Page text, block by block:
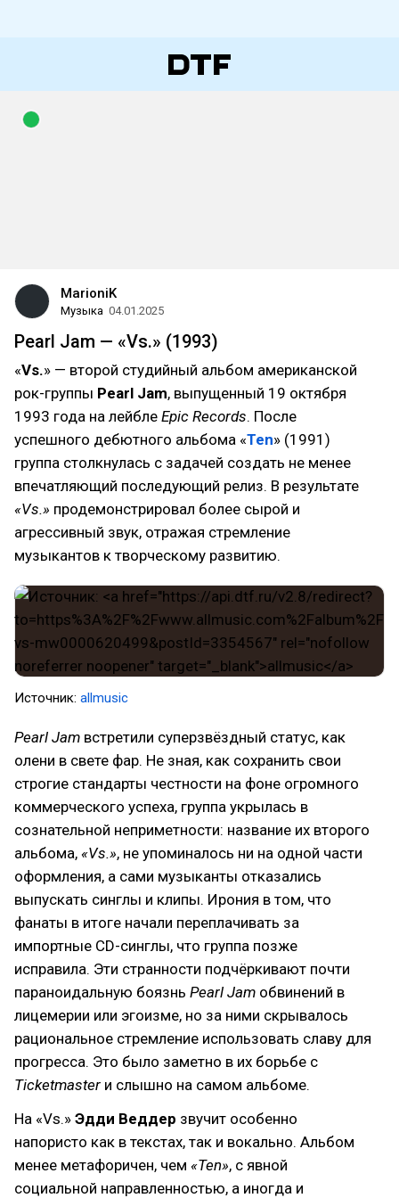
MarioniK
Музыка 04.01.2025
Pearl Jam — «Vs.» (1993)
«Vs.» — второй студийный альбом американской
рок-группы Pearl Jam, выпущенный 19 октября
1993 года на лейбле Epic Records. После
успешного дебютного альбома «Ten» (1991)
группа столкнулась с задачей создать не менее
впечатляющий последующий релиз. В результате
«Vs.» продемонстрировал более сырой и
агрессивный звук, отражая стремление
музыкантов к творческому развитию.
Источник: allmusic
Pearl Jam встретили суперзвёздный статус, как
олени в свете фар. Не зная, как сохранить свои
строгие стандарты честности на фоне огромного
коммерческого успеха, группа укрылась в
сознательной неприметности: название их второго
альбома, «Vs.», не упоминалось ни на одной части
оформления, а сами музыканты отказались
выпускать синглы и клипы. Ирония в том, что
фанаты в итоге начали переплачивать за
импортные CD-синглы, что группа позже
исправила. Эти странности подчёркивают почти
параноидальную боязнь Pearl Jam обвинений в
лицемерии или эгоизме, но за ними скрывалось
рациональное стремление использовать славу для
прогресса. Это было заметно в их борьбе с
Ticketmaster и слышно на самом альбоме.
На «Vs.» Эдди Веддер звучит особенно
напористо как в текстах, так и вокально. Альбом
менее метафоричен, чем «Ten», с явной
социальной направленностью, а иногда и